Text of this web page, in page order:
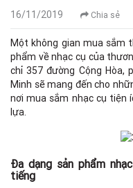
16/11/2019 Chia sẻ
Một không gian mua sắm
phẩm về nhạc cụ của
chỉ 357 đường Cộng Hòa,
Minh sẽ mang đến cho
nơi mua sắm nhạc cụ tiện
lựa.
Đa dạng sản phẩm
tiếng